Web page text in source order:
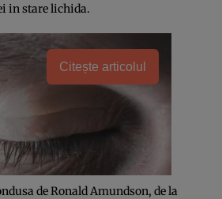
in stare lichida.
Citește articolul
de Ronald Amundson, de la